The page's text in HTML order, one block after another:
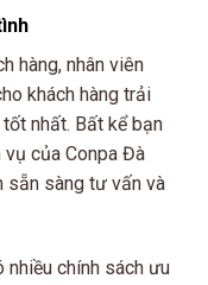
hàng, nhân viên
khách hàng trải
nhất. Bất kể bạn
vụ của Conpa Đà
sẵn sàng tư vấn và
nhiều chính sách ưu